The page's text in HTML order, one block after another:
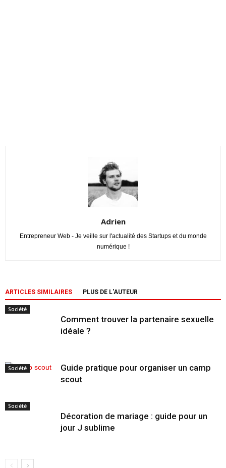
Adrien
Entrepreneur Web - Je veille sur l'actualité des Startups et du monde
numérique !
ARTICLES SIMILAIRES PLUS DE L'AUTEUR
Société
Comment trouver la partenaire sexuelle
idéale ?
Société
Guide pratique pour organiser un camp
scout
Société
Décoration de mariage : guide pour un
jour J sublime